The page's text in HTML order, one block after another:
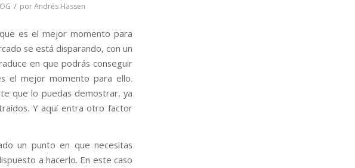
/ porAndrés Hassen
es el mejor momento para
se está disparando, con un
en que podrás conseguir
el mejor momento para ello.
que lo puedas demostrar, ya
Y aquí entra otro factor
un punto en que necesitas
a hacerlo. En este caso